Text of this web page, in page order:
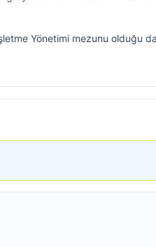
Yönetimi mezunu olduğu da